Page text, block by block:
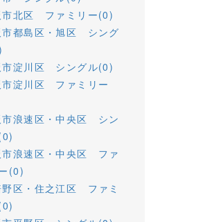
市北区 ファミリー(0)
市都島区・旭区 シング
市淀川区 シングル(0)
市淀川区 ファミリー
市浪速区・中央区 シン
市浪速区・中央区 ファ
(0)
野区・住之江区 ファミ